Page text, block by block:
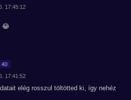
17:45:12
😂
40
17:41:52
elég rosszul töltötted ki, így nehéz